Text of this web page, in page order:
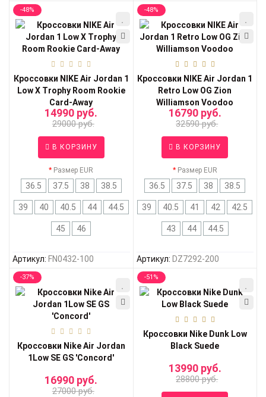
-48%
Кроссовки NIKE Air Jordan 1
Low X Trophy Room Rookie
Card-Away
14990 руб.
29000 руб.
В КОРЗИНУ
Размер EUR
36.5 37.5 38 38.5
39 40 40.5 44 44.5
45 46
Артикул: FN0432-100
-48%
Кроссовки NIKE Air Jordan 1
Retro Low OG Zion
Williamson Voodoo
16790 руб.
32590 руб.
В КОРЗИНУ
Размер EUR
36.5 37.5 38 38.5
39 40.5 41 42 42.5
43 44 44.5
Артикул: DZ7292-200
-37%
Кроссовки Nike Air Jordan
1Low SE GS 'Concord'
16990 руб.
27000 руб.
-51%
Кроссовки Nike Dunk Low
Black Suede
13990 руб.
28800 руб.